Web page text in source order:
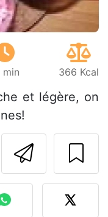
min 366 Kcal
et légère, on
de